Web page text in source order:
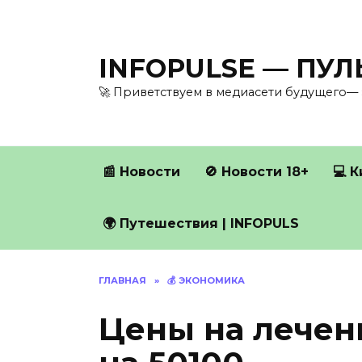
INFOPULSE —
🚀 Приветствуем в медиасети
📰 Новости 🚫 Новости 18+ 💻
🌍 Путешествия | INFOPULS
ГЛАВНАЯ » 💰 ЭКОНОМИКА
Цены на